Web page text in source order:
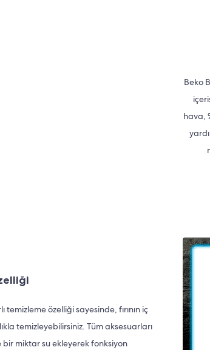
Beko
hava,
temizleme özelliği sayesinde, fırının iç
temizleyebilirsiniz. Tüm aksesuarları
bir miktar su ekleyerek fonksiyon